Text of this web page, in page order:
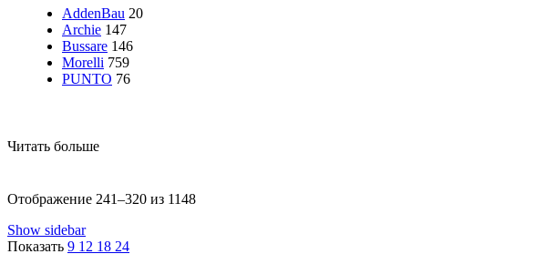
AddenBau 20
Archie 147
Bussare 146
Morelli 759
PUNTO 76
Читать больше
Отображение 241–320 из 1148
Show sidebar
Показать 9 12 18 24